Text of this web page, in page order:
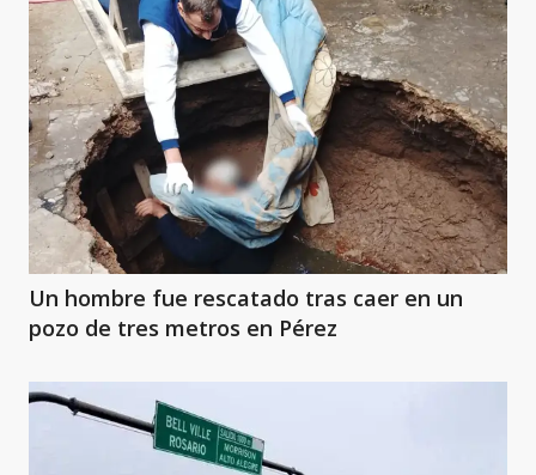
Un hombre fue rescatado tras caer en un
pozo de tres metros en Pérez